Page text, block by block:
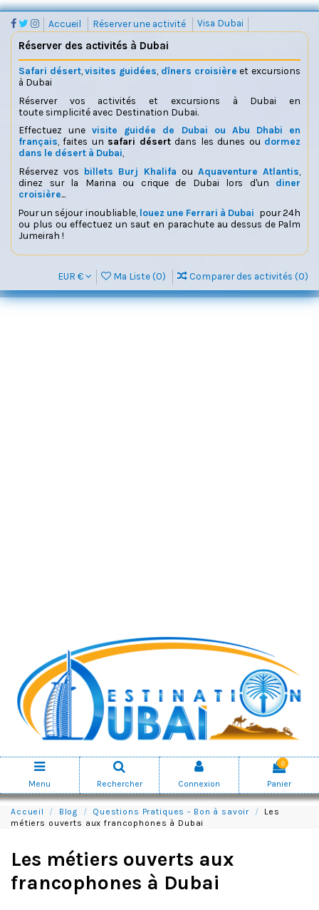
Accueil Réserver une activité Visa Dubai
Réserver des activités à Dubai
Safari désert,visites guidées, dîners croisière et excursions
à Dubai
Réserver vos activités et excursions à Dubai en
toute simplicité avec Destination Dubai.
Effectuez unevisite guidée de Dubai ou Abu Dhabi en
français, faites un safari désertdans les dunes ou dormez
dans le désert à Dubai,
Réservez vos billets Burj Khalifa ou Aquaventure Atlantis
dinez sur la Marina ou crique de Dubai lors d'un diner
croisière...
Pour un séjour inoubliable, louez une Ferrari à Dubai pour 24h
ou plus ou effectuez un saut en parachute au dessus de Palm
Jumeirah !
EUR € Ma Liste (0) Comparer des activités (0)
Menu Rechercher Connexion
0
Panier
Accueil Blog Questions Pratiques - Bon à savoir
Les
métiers ouverts aux francophones à Dubai
Les métiers ouverts aux
francophones à Dubai